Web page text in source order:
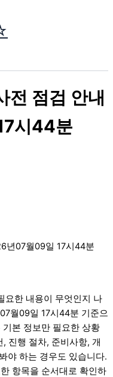
전 점검 안내
시44분
년07월09일 17시44분
요한 내용이 무엇인지 나
월09일 17시44분 기준으
본 정보만 필요한 상황
진행 절차, 준비사항, 개
야 하는 경우도 있습니다.
항목을 순서대로 확인하